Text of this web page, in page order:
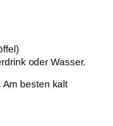
oder Wasser.
Am besten kalt